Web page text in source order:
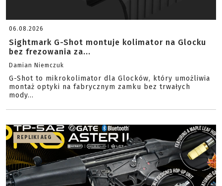
06.08.2026
Sightmark G-Shot montuje kolimator na Glocku
bez frezowania za...
Damian Niemczuk
G-Shot to mikrokolimator dla Glocków, który umożliwia
montaż optyki na fabrycznym zamku bez trwałych
mody...
REPLIKI AEG